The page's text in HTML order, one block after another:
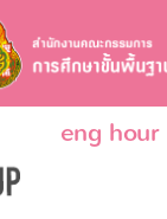
eng hour